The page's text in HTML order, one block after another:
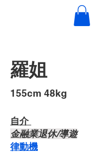
羅姐
​155cm 48kg
自介 ​
​金融業退休/導遊
律動機